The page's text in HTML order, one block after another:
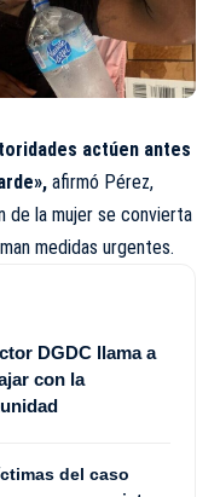
actúen antes
afirmó Pérez,
de la mujer se convierta
medidas urgentes.
DGDC llama a
con la
del caso